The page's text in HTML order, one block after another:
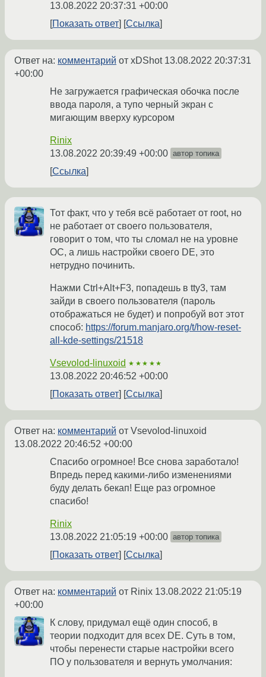
13.08.2022 20:37:31 +00:00
Показать ответ
Ссылка
Ответ на: комментарий от xDShot 13.08.2022 20:37:31
+00:00
Не загружается графическая обочка после
ввода пароля, а тупо черный экран с
мигающим вверху курсором
Rinix
13.08.2022 20:39:49 +00:00 автор топика
Ссылка
Тот факт, что у тебя всё работает от root, но
не работает от своего пользователя,
говорит о том, что ты сломал не на уровне
ОС, а лишь настройки своего DE, это
нетрудно починить.
Нажми Ctrl+Alt+F3, попадешь в tty3, там
зайди в своего пользователя (пароль
отображаться не будет) и попробуй вот этот
способ: https://forum.manjaro.org/t/how-reset-
all-kde-settings/21518
Vsevolod-linuxoid ★★★★★
13.08.2022 20:46:52 +00:00
Показать ответ
Ссылка
Ответ на: комментарий от Vsevolod-linuxoid
13.08.2022 20:46:52 +00:00
Спасибо огромное! Все снова заработало!
Впредь перед какими-либо изменениями
буду делать бекап! Еще раз огромное
спасибо!
Rinix
13.08.2022 21:05:19 +00:00 автор топика
Показать ответ Ссылка
Ответ на: комментарий от Rinix 13.08.2022 21:05:19
+00:00
К слову, придумал ещё один способ, в
теории подходит для всех DE. Суть в том,
чтобы перенести старые настройки всего
ПО у пользователя и вернуть умолчания: